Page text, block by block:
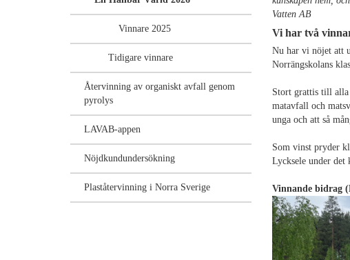
Vinnare 2025
Tidigare vinnare
Återvinning av organiskt avfall genom
pyrolys
LAVAB-appen
Nöjdkundundersökning
Plaståtervinning i Norra Sverige
Vatten AB
Vi har två
Nu har vi nöjet att
Norrängskolans
Stort grattis till alla
matavfall och
unga och att så
Som vinst pryder
Lycksele under
Vinnande bidrag